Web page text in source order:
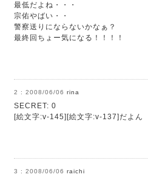
最低だよね・・・
宗佑やばい・・
警察送りにならないかなぁ？
最終回ちょー気になる！！！！
2008/06/06 rina
SECRET: 0
[絵文字:v-145][絵文字:v-137]だよん
2008/06/06 raichi